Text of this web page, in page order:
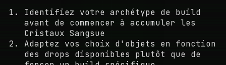
Identifiez votre archétype de build
avant de commencer à accumuler les
Cristaux Sangsue
Adaptez vos choix d'objets en fonction
des drops disponibles plutôt que de